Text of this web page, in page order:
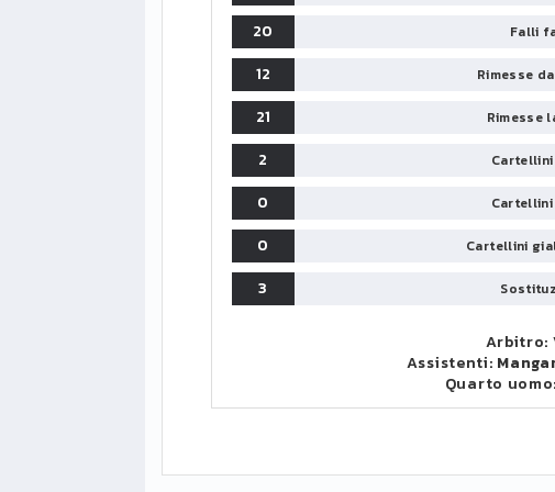
20
Falli
12
Rimesse
21
Rimesse
2
0
0
Cartellini
3
Arbitro:
Assistenti:
Quarto uomo: